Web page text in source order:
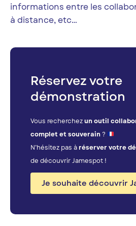
informations entre les
à distance, etc…
Réservez votre
démonstration
Vous recherchezun outil
complet et souverain ?
N’hésitez pas à réserver votre
de découvrir Jamespot !
Je souhaite découvrir